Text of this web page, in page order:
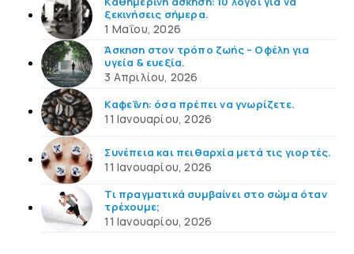
ξεκινήσεις σήμερα.
1 Μαΐου, 2026
Άσκηση στον τρόπο ζωής – Οφέλη για
υγεία & ευεξία.
3 Απριλίου, 2026
Καφεΐνη: όσα πρέπει να γνωρίζετε.
11 Ιανουαρίου, 2026
Συνέπεια και πειθαρχία μετά τις γιορτές.
11 Ιανουαρίου, 2026
Τι πραγματικά συμβαίνει στο σώμα όταν
τρέχουμε;
11 Ιανουαρίου, 2026